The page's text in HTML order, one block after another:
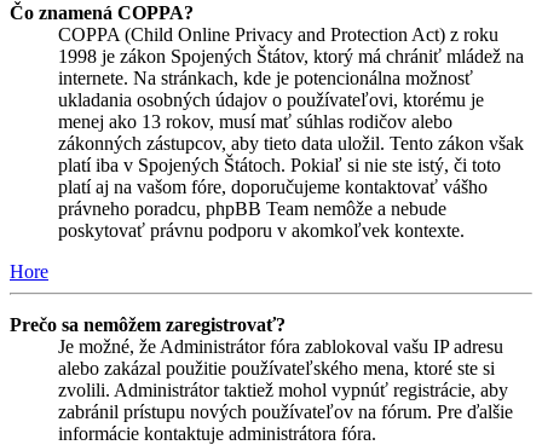
Čo znamená COPPA?
COPPA (Child Online Privacy and Protection Act) z roku
1998 je zákon Spojených Štátov, ktorý má chrániť mládež na
internete. Na stránkach, kde je potencionálna možnosť
ukladania osobných údajov o používateľovi, ktorému je
menej ako 13 rokov, musí mať súhlas rodičov alebo
zákonných zástupcov, aby tieto data uložil. Tento zákon však
platí iba v Spojených Štátoch. Pokiaľ si nie ste istý, či toto
platí aj na vašom fóre, doporučujeme kontaktovať vášho
právneho poradcu, phpBB Team nemôže a nebude
poskytovať právnu podporu v akomkoľvek kontexte.
Hore
Prečo sa nemôžem zaregistrovať?
Je možné, že Administrátor fóra zablokoval vašu IP adresu
alebo zakázal použitie používateľského mena, ktoré ste si
zvolili. Administrátor taktiež mohol vypnúť registrácie, aby
zabránil prístupu nových používateľov na fórum. Pre ďalšie
informácie kontaktuje administrátora fóra.